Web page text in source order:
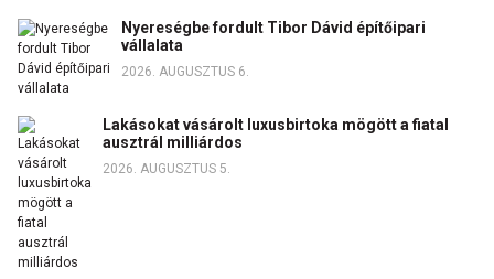
Nyereségbe fordult Tibor Dávid építőipari
vállalata
2026. AUGUSZTUS 6.
Lakásokat vásárolt luxusbirtoka mögött a fiatal
ausztrál milliárdos
2026. AUGUSZTUS 5.